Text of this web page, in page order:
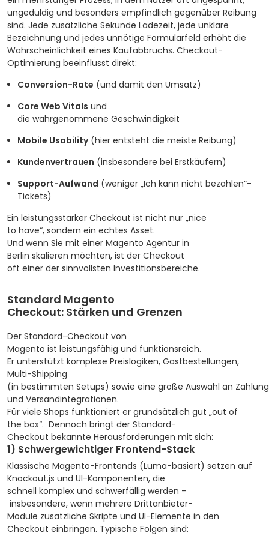
ungeduldig und besonders empfindlich gegenüber Reibung
sind. Jede zusätzliche Sekunde Ladezeit, jede unklare
Bezeichnung und jedes unnötige Formularfeld erhöht die
Wahrscheinlichkeit eines Kaufabbruchs. Checkout-
Optimierung beeinflusst direkt:
Conversion-Rate (und damit den Umsatz)
Core Web Vitals und
die wahrgenommene Geschwindigkeit
Mobile Usability(hier entsteht die meiste Reibung)
Kundenvertrauen (insbesondere bei Erstkäufern)
Support-Aufwand (weniger „Ich kann nicht bezahlen“-
Tickets)
Ein leistungsstarker Checkout ist nicht nur „nice
to have“, sondern ein echtes Asset.
Und wenn Sie mit einer Magento Agentur in
Berlin skalieren möchten, ist der Checkout
oft einer der sinnvollsten Investitionsbereiche.
Standard Magento
Checkout: Stärken und Grenzen
Der Standard-Checkout von
Magento ist leistungsfähig und funktionsreich.
Er unterstützt komplexe Preislogiken, Gastbestellungen,
Multi-Shipping
(in bestimmten Setups) sowie eine große Auswahl an
und Versandintegrationen.
Für viele Shops funktioniert er grundsätzlich gut „out of
the box“. Dennoch bringt der Standard-
Checkout bekannte Herausforderungen mit sich:
1) Schwergewichtiger Frontend-Stack
Klassische Magento-Frontends (Luma-basiert) setzen auf
Knockout.js und UI-Komponenten, die
schnell komplex und schwerfällig werden –
insbesondere, wenn mehrere Drittanbieter-
Module zusätzliche Skripte und UI-Elemente in den
Checkout einbringen. Typische Folgen sind: